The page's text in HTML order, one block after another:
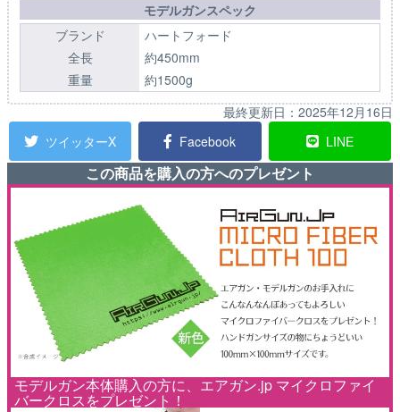
モデルガンスペック
ブランド
ハートフォード
全長
約450mm
重量
約1500g
最終更新日： 2025年12月16日
ツイッターX
Facebook LINE
この商品を購入の方へのプレゼント
モデルガン本体購入の方に、エアガン.jp マイクロファイ
バークロスをプレゼント！